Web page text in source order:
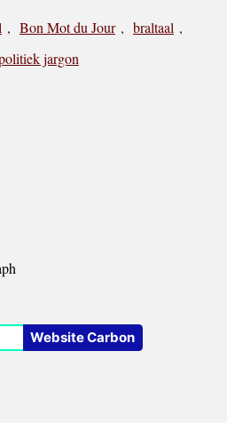
, Bon Mot du Jour , braltaal ,
jargon
Website Carbon